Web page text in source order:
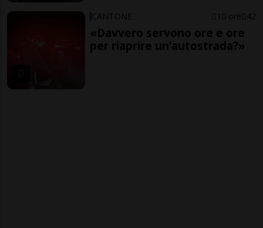
CANTONE 10 ore 42
«Davvero servono ore e ore
per riaprire un’autostrada?»